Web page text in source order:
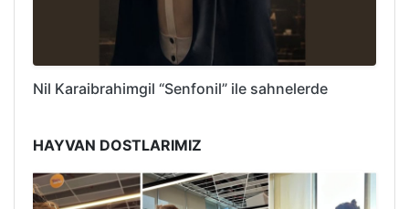
Nil Karaibrahimgil “Senfonil” ile sahnelerde
HAYVAN DOSTLARIMIZ